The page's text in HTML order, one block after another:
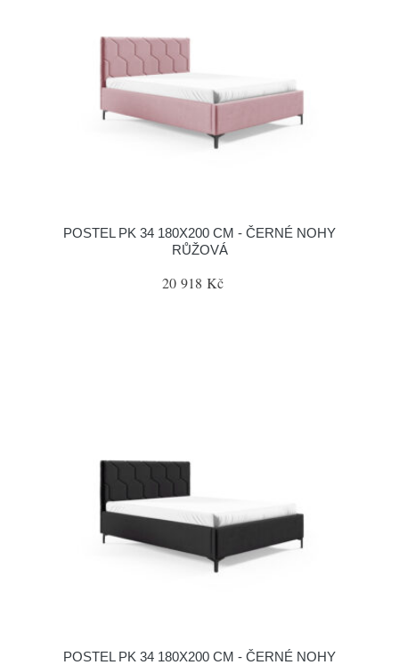
POSTEL PK 34 180X200 CM - ČERNÉ NOHY
RŮŽOVÁ
20 918 Kč
POSTEL PK 34 180X200 CM - ČERNÉ NOHY